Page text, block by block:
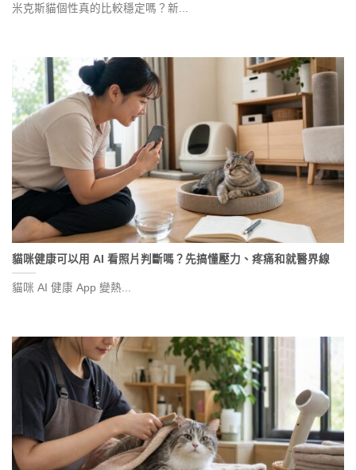
米克斯貓個性真的比較穩定嗎？新...
貓咪健康可以用 AI 看照片判斷嗎？先搞懂壓力、疼痛和就醫界線
貓咪 AI 健康 App 變熱...